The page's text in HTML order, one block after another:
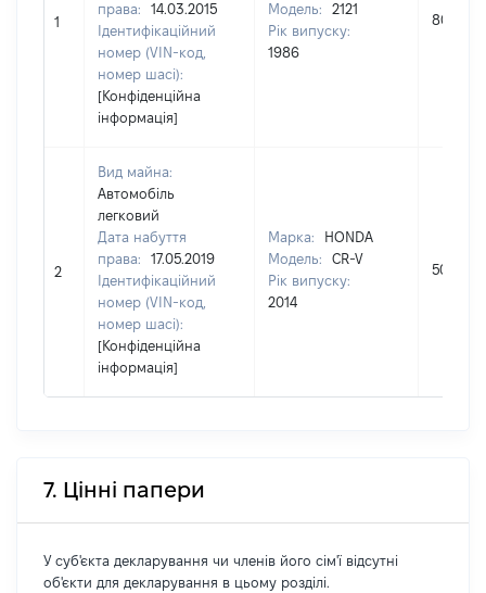
1
права:
14.03.2015
Ідентифікаційний
номер (VIN-код,
номер шасі):
[Конфіденційна
інформація]
Модель:
2121
Рік випуску:
1986
8000
2
Вид майна:
Автомобіль
легковий
Дата набуття
права:
17.05.2019
Ідентифікаційний
номер (VIN-код,
номер шасі):
[Конфіденційна
інформація]
Марка:
HONDA
Модель:
CR-V
Рік випуску:
2014
506000
7. Цінні папери
У суб'єкта декларування чи членів його сім'ї відсутні
об'єкти для декларування в цьому розділі.